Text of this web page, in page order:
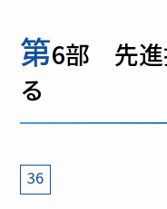
第6部 先進
る
36